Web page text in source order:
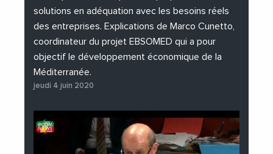
solutions en adéquation avec les besoins réels
des entreprises. Explications de Marco Cunetto,
coordinateur du projet EBSOMED qui a pour
objectif le développement économique de la
Méditerranée.
jeudi 4 juin 2020